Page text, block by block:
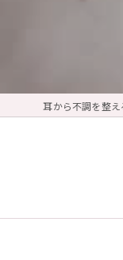
耳から不調を整